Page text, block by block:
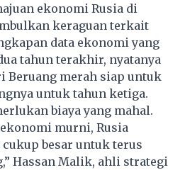
ekonomi Rusia di
keraguan terkait
data ekonomi yang
tahun terakhir, nyatanya
Beruang merah siap untuk
untuk tahun ketiga.
biaya yang mahal.
murni, Rusia
besar untuk terus
Hassan Malik, ahli strategi